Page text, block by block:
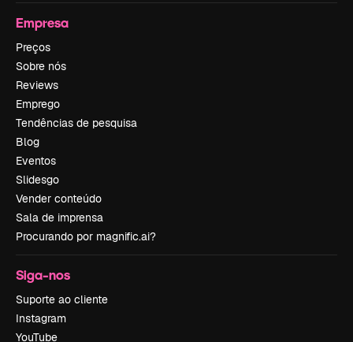
Empresa
Preços
Sobre nós
Reviews
Emprego
Tendências de pesquisa
Blog
Eventos
Slidesgo
Vender conteúdo
Sala de imprensa
Procurando por magnific.ai?
Siga-nos
Suporte ao cliente
Instagram
YouTube